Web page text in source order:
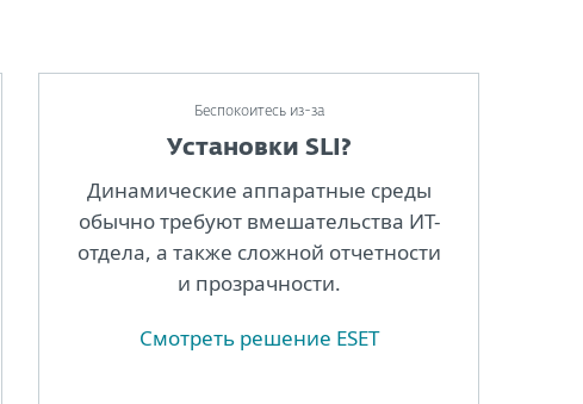
Беспокоитесь из-за
Установки SLI?
Динамические аппаратные среды
обычно требуют вмешательства ИТ-
отдела, а также сложной отчетности
и прозрачности.
Cмотреть решение ESET